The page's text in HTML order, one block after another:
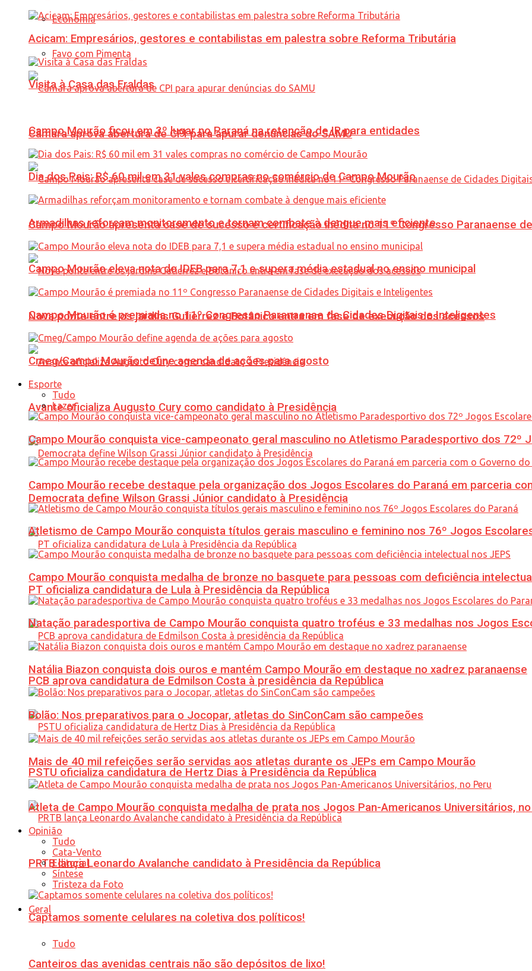
Economia
Favo com Pimenta
Câmara aprova abertura de CPI para apurar denúncias do SAMU
Campo Mourão apresenta case de sucesso e certificação inédita no 11º Congresso Paranaense
Nova ponte entre os jardins Gutierrez e Botânico entra em fase de execução dos acessos
Avante oficializa Augusto Cury como candidato à Presidência
Democrata define Wilson Grassi Júnior candidato à Presidência
PT oficializa candidatura de Lula à Presidência da República
PCB aprova candidatura de Edmilson Costa à presidência da República
PSTU oficializa candidatura de Hertz Dias à Presidência da República
PRTB lança Leonardo Avalanche candidato à Presidência da República
Geral
Tudo
Acicam: Empresários, gestores e contabilistas em palestra sobre Reforma Tributária
Visita à Casa das Fraldas
Campo Mourão ficou em 3º lugar no Paraná na retenção de IR para entidades
Dia dos Pais: R$ 60 mil em 31 vales compras no comércio de Campo Mourão
Armadilhas reforçam monitoramento e tornam combate à dengue mais eficiente
Campo Mourão eleva nota do IDEB para 7,1 e supera média estadual no ensino municipal
Campo Mourão é premiada no 11º Congresso Paranaense de Cidades Digitais e Inteligentes
Cmeg/Campo Mourão define agenda de ações para agosto
Esporte
Tudo
Lazer
Campo Mourão conquista vice-campeonato geral masculino no Atletismo Paradesportivo dos 72º
Campo Mourão recebe destaque pela organização dos Jogos Escolares do Paraná em parceria
Atletismo de Campo Mourão conquista títulos gerais masculino e feminino nos 76º Jogos
Campo Mourão conquista medalha de bronze no basquete para pessoas com deficiência
Natação paradesportiva de Campo Mourão conquista quatro troféus e 33 medalhas nos Jogos
Natália Biazon conquista dois ouros e mantém Campo Mourão em destaque no xadrez paranaense
Bolão: Nos preparativos para o Jocopar, atletas do SinConCam são campeões
Mais de 40 mil refeições serão servidas aos atletas durante os JEPs em Campo Mourão
Atleta de Campo Mourão conquista medalha de prata nos Jogos Pan-Americanos Universitários,
Opinião
Tudo
Cata-Vento
Editorial
Síntese
Tristeza da Foto
Captamos somente celulares na coletiva dos políticos!
Canteiros das avenidas centrais não são depósitos de lixo!